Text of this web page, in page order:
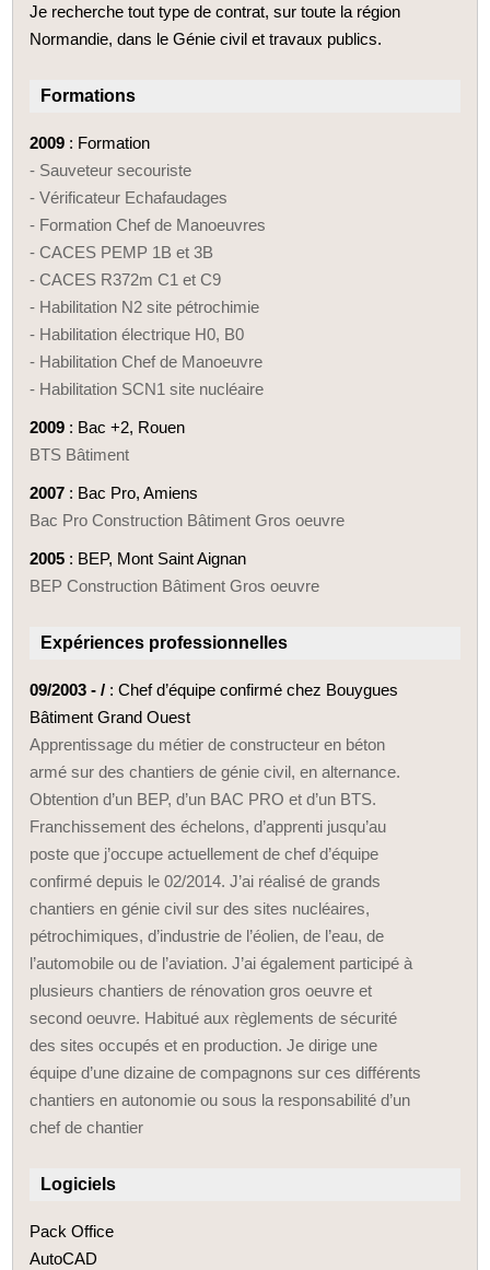
Je recherche tout type de contrat, sur toute la région
Normandie, dans le Génie civil et travaux publics.
Formations
2009 : Formation
- Sauveteur secouriste
- Vérificateur Echafaudages
- Formation Chef de Manoeuvres
- CACES PEMP 1B et 3B
- CACES R372m C1 et C9
- Habilitation N2 site pétrochimie
- Habilitation électrique H0, B0
- Habilitation Chef de Manoeuvre
- Habilitation SCN1 site nucléaire
2009 : Bac +2, Rouen
BTS Bâtiment
2007 : Bac Pro, Amiens
Bac Pro Construction Bâtiment Gros oeuvre
2005 : BEP, Mont Saint Aignan
BEP Construction Bâtiment Gros oeuvre
Expériences professionnelles
09/2003 - / : Chef d’équipe confirmé chez Bouygues
Bâtiment Grand Ouest
Apprentissage du métier de constructeur en béton
armé sur des chantiers de génie civil, en alternance.
Obtention d’un BEP, d’un BAC PRO et d’un BTS.
Franchissement des échelons, d’apprenti jusqu’au
poste que j’occupe actuellement de chef d’équipe
confirmé depuis le 02/2014. J’ai réalisé de grands
chantiers en génie civil sur des sites nucléaires,
pétrochimiques, d’industrie de l’éolien, de l’eau, de
l’automobile ou de l’aviation. J’ai également participé à
plusieurs chantiers de rénovation gros oeuvre et
second oeuvre. Habitué aux règlements de sécurité
des sites occupés et en production. Je dirige une
équipe d’une dizaine de compagnons sur ces différents
chantiers en autonomie ou sous la responsabilité d’un
chef de chantier
Logiciels
Pack Office
AutoCAD